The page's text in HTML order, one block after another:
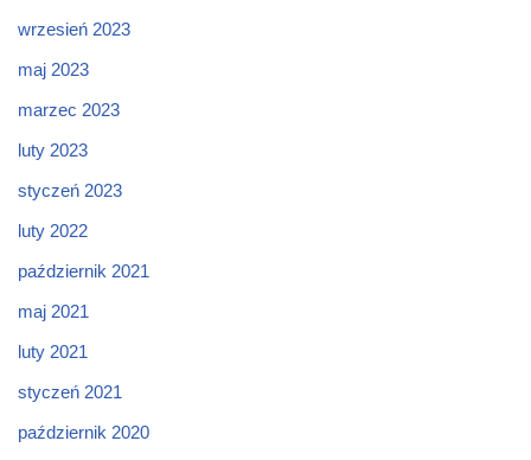
wrzesień 2023
maj 2023
marzec 2023
luty 2023
styczeń 2023
luty 2022
październik 2021
maj 2021
luty 2021
styczeń 2021
październik 2020